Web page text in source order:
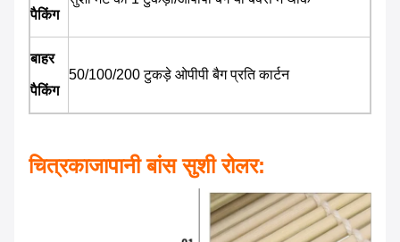
पैकिंग
बाहर
पैकिंग
50/100/200 टुकड़े ओपीपी बैग प्रति कार्टन
चित्रकाजापानी बांस सुशी रोलर: